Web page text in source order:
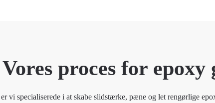
Vores proces for epoxy
vi specialiserede i at skabe slidstærke, pæne og let rengørlige